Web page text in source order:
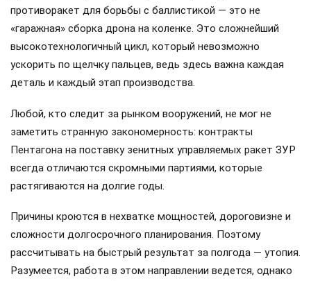
противоракет для борьбы с баллистикой — это не
«гаражная» сборка дрона на коленке. Это сложнейший
высокотехнологичный цикл, который невозможно
ускорить по щелчку пальцев, ведь здесь важна каждая
деталь и каждый этап производства.
Любой, кто следит за рынком вооружений, не мог не
заметить странную закономерность: контракты
Пентагона на поставку зенитных управляемых ракет ЗУР
всегда отличаются скромными партиями, которые
растягиваются на долгие годы.
Причины кроются в нехватке мощностей, дороговизне и
сложности долгосрочного планирования. Поэтому
рассчитывать на быстрый результат за полгода — утопия.
Разумеется, работа в этом направлении ведется, однако